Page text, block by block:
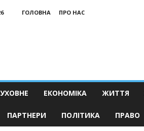
ГОЛОВНА
ПРО НАС
ЕКОНОМІКА ЖИТТЯ
ПАРТНЕРИ ПОЛІТИКА ПРАВО